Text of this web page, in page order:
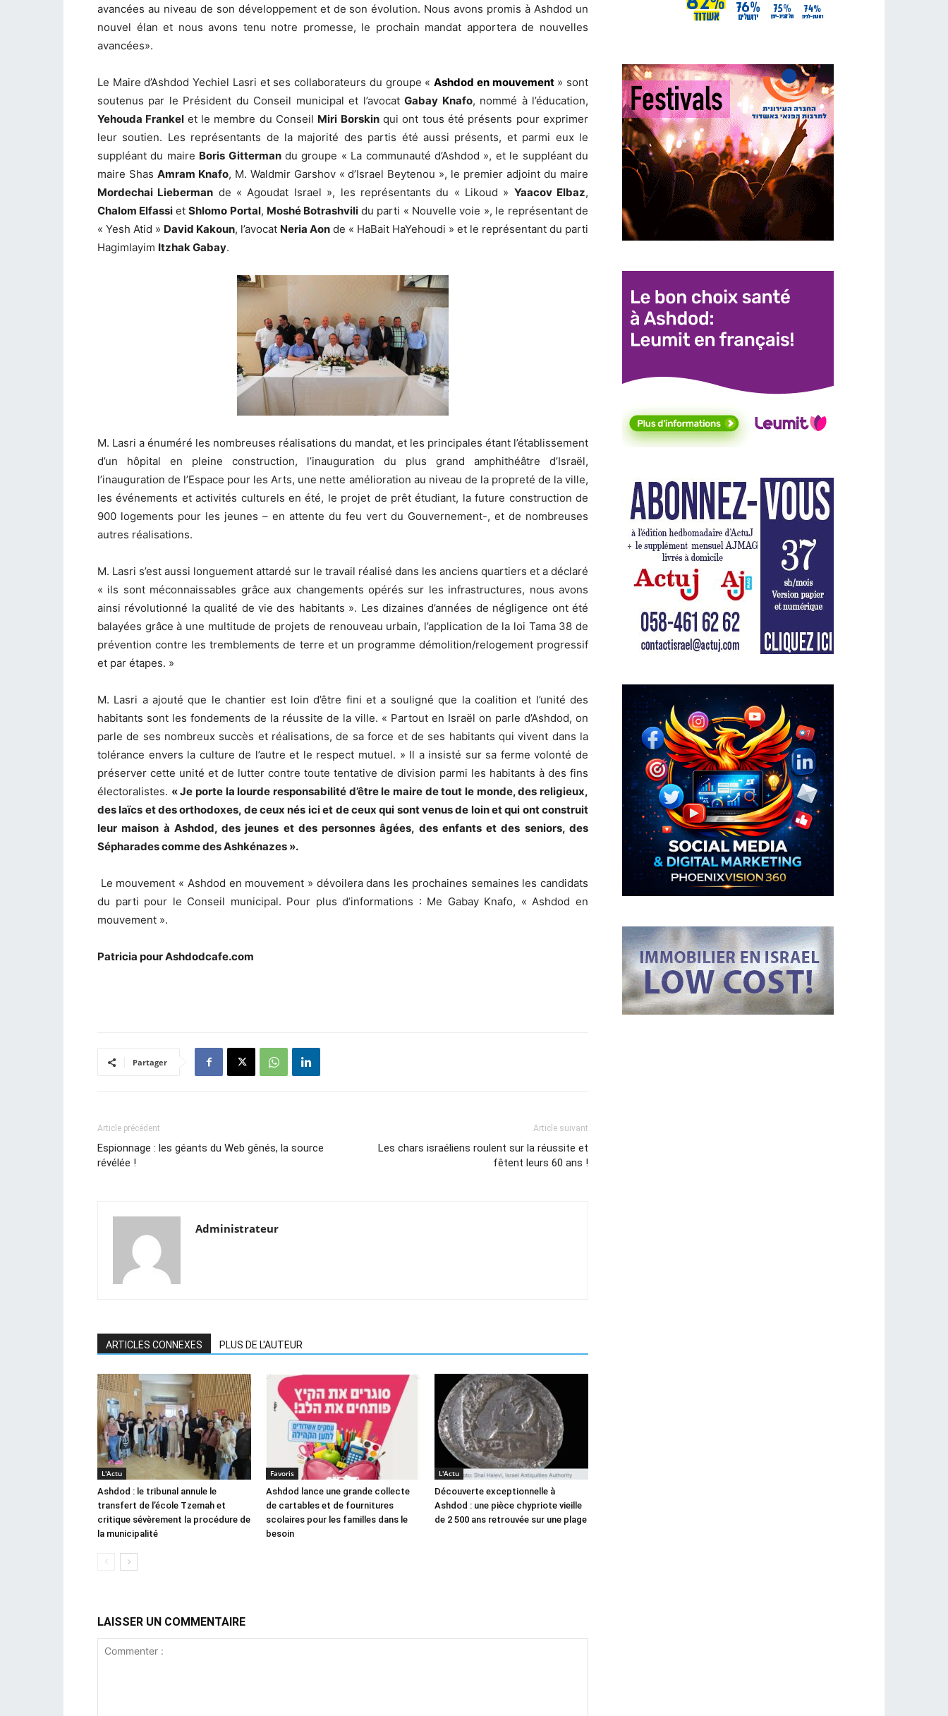
avancées au niveau de son développement et de son évolution. Nous avons promis à Ashdod un
nouvel élan et nous avons tenu notre promesse, le prochain mandat apportera de nouvelles
avancées».
Le Maire d’Ashdod Yechiel Lasri et ses collaborateurs du groupe «Ashdod en mouvement» sont
soutenus par le Président du Conseil municipal et l’avocatGabay Knafo, nommé à l’éducation,
Yehouda Frankel et le membre du Conseil Miri Borskinqui ont tous été présents pour exprimer
leur soutien. Les représentants de la majorité des partis été aussi présents, et parmi eux le
suppléant du maire Boris Gittermandu groupe « La communauté d’Ashdod », et le suppléant du
maire Shas Amram Knafo, M. Waldmir Garshov « d’Israel Beytenou », le premier adjoint du maire
Mordechai Lieberman de « Agoudat Israel », les représentants du « Likoud » Yaacov Elbaz,
Chalom Elfassi etShlomo Portal, Moshé Botrashvili du parti « Nouvelle voie », le représentant de
« Yesh Atid » David Kakoun, l’avocat Neria Aon de « HaBait HaYehoudi » et le représentant du parti
Hagimlayim Itzhak Gabay.
M. Lasri a énuméré les nombreuses réalisations du mandat, et les principales étant l’établissement
d’un hôpital en pleine construction, l’inauguration du plus grand amphithéâtre d’Israël,
l’inauguration de l’Espace pour les Arts, une nette amélioration au niveau de la propreté de la ville,
les événements et activités culturels en été, le projet de prêt étudiant, la future construction de
900 logements pour les jeunes – en attente du feu vert du Gouvernement-, et de nombreuses
autres réalisations.
M. Lasri s’est aussi longuement attardé sur le travail réalisé dans les anciens quartiers et a déclaré
« ils sont méconnaissables grâce aux changements opérés sur les infrastructures, nous avons
ainsi révolutionné la qualité de vie des habitants ». Les dizaines d’années de négligence ont été
balayées grâce à une multitude de projets de renouveau urbain, l’application de la loi Tama 38 de
prévention contre les tremblements de terre et un programme démolition/relogement progressif
et par étapes. »
M. Lasri a ajouté que le chantier est loin d’être fini et a souligné que la coalition et l’unité des
habitants sont les fondements de la réussite de la ville. « Partout en Israël on parle d’Ashdod, on
parle de ses nombreux succès et réalisations, de sa force et de ses habitants qui vivent dans la
tolérance envers la culture de l’autre et le respect mutuel. » Il a insisté sur sa ferme volonté de
préserver cette unité et de lutter contre toute tentative de division parmi les habitants à des fins
électoralistes. « Je porte la lourde responsabilité d’être le maire de tout le monde, des religieux,
des laïcs et des orthodoxes, de ceux nés ici et de ceux qui sont venus de loin et qui ont construit
leur maison à Ashdod, des jeunes et des personnes âgées, des enfants et des seniors, des
Sépharades comme des Ashkénazes ».
Le mouvement « Ashdod en mouvement » dévoilera dans les prochaines semaines les candidats
du parti pour le Conseil municipal. Pour plus d’informations : Me Gabay Knafo, « Ashdod en
mouvement ».
Patricia pour Ashdodcafe.com
Partager
Article précédent
Espionnage : les géants du Web gênés, la source
révélée !
Article suivant
Les chars israéliens roulent sur la réussite et
fêtent leurs 60 ans !
Administrateur
ARTICLES CONNEXES PLUS DE L'AUTEUR
L'Actu
Ashdod : le tribunal annule le
transfert de l’école Tzemah et
critique sévèrement la procédure de
la municipalité
Favoris
Ashdod lance une grande collecte
de cartables et de fournitures
scolaires pour les familles dans le
besoin
L'Actu
Découverte exceptionnelle à
Ashdod : une pièce chypriote vieille
de 2 500 ans retrouvée sur une plage
LAISSER UN COMMENTAIRE